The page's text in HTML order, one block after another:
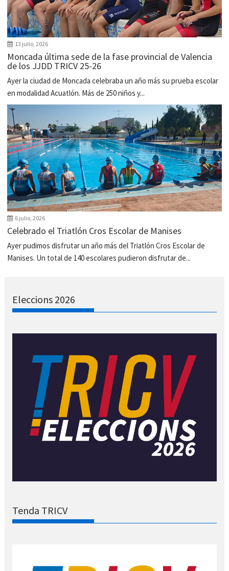
13 julio, 2026
Moncada última sede de la fase provincial de Valencia
de los JJDD TRICV 25-26
Ayer la ciudad de Moncada celebraba un año más su prueba escolar
en modalidad Acuatlón. Más de 250 niños y...
6 julio, 2026
Celebrado el Triatlón Cros Escolar de Manises
Ayer pudimos disfrutar un año más del Triatlón Cros Escolar de
Manises. Un total de 140 escolares pudieron disfrutar de...
Eleccions 2026
Tenda TRICV